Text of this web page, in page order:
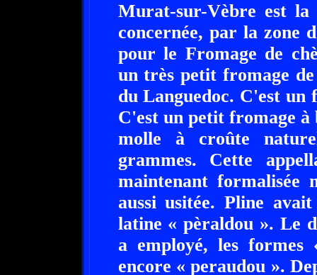
Murat-sur-Vèbre est la
concernée, par la zone
pour le Fromage de
un très petit fromage
du Languedoc. C'est
C'est un petit fromage à
molle à croûte
grammes. Cette
maintenant
aussi usitée. Pline
latine « pèraldou ». Le
a employé, les
encore « peraudou ».